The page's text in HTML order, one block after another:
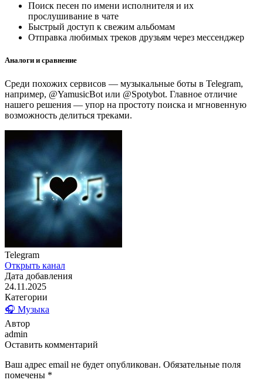
Поиск песен по имени исполнителя и их
прослушивание в чате
Быстрый доступ к свежим альбомам
Отправка любимых треков друзьям через мессенджер
Аналоги и сравнение
Среди похожих сервисов — музыкальные боты в Telegram,
например, @YamusicBot или @Spotybot. Главное отличие
нашего решения — упор на простоту поиска и мгновенную
возможность делиться треками.
Telegram
Открыть канал
Дата добавления
24.11.2025
Категории
🎧 Музыка
Автор
admin
Оставить комментарий
Ваш адрес email не будет опубликован. Обязательные поля
помечены *